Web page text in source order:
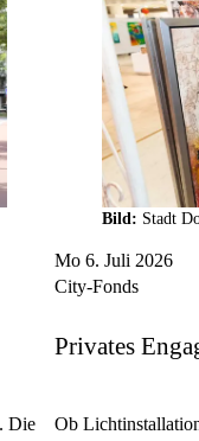
Die
Mo 6. Juli 2026
City-Fonds
Privates
Bild: Stadt
Ob